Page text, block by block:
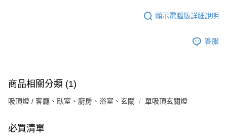
顯示電腦版詳細說明
客服
商品相關分類 (1)
吸頂燈 / 客廳、臥室、廚房、浴室、玄關 單吸頂玄關燈
必買清單